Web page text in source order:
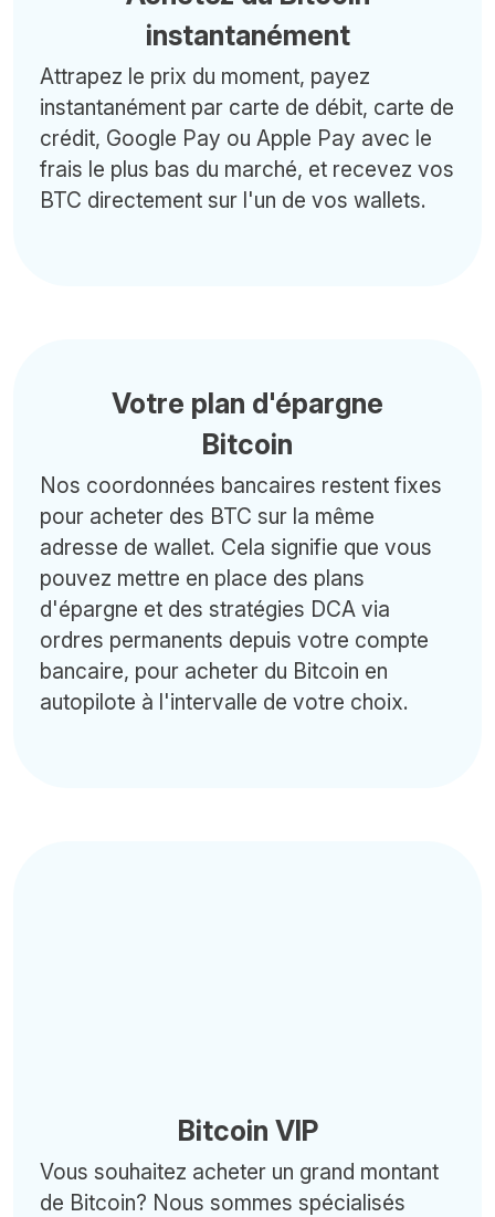
instantanément
Attrapez le prix du moment, payez
instantanément par carte de débit, carte de
crédit, Google Pay ou Apple Pay avec le
frais le plus bas du marché, et recevez vos
BTC directement sur l'un de vos wallets.
Votre plan d'épargne
Bitcoin
Nos coordonnées bancaires restent fixes
pour acheter des BTC sur la même
adresse de wallet. Cela signifie que vous
pouvez mettre en place des plans
d'épargne et des stratégies DCA via
ordres permanents depuis votre compte
bancaire, pour acheter du Bitcoin en
autopilote à l'intervalle de votre choix.
Bitcoin VIP
Vous souhaitez acheter un grand montant
de Bitcoin? Nous sommes spécialisés